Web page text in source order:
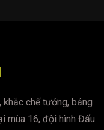
chế tướng, bảng
mùa 16, đội hình Đấu